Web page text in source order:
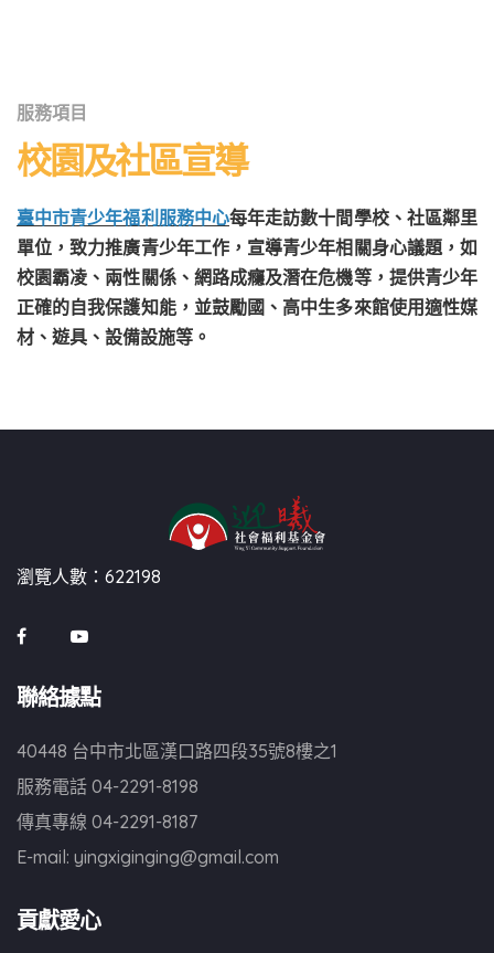
服務項目
校園及社區宣導
臺中市青少年福利服務中心每年走訪數十間學校、社區鄰里
單位，致力推廣青少年工作，宣導青少年相關身心議題，如
校園霸凌、兩性關係、網路成癮及潛在危機等，提供青少年
正確的自我保護知能，並鼓勵國、高中生多來館使用適性媒
材、遊具、設備設施等。
瀏覽人數：622198
聯絡據點
40448 台中市北區漢口路四段35號8樓之1
服務電話 04-2291-8198
傳真專線 04-2291-8187
E-mail: yingxiginging@gmail.com
貢獻愛心